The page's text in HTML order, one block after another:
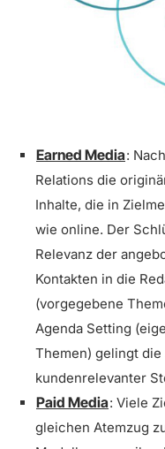
Earned Media:
Relations die
Inhalte, die in
wie online. Der
Relevanz der
Kontakten in die
(vorgegebene
Agenda Setting
Themen) gelingt
kundenrelevanter
Paid Media: Viele
gleichen Atemzug